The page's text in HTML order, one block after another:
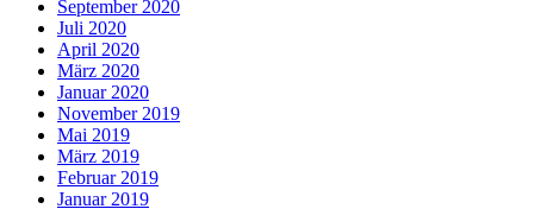
September 2020
Juli 2020
April 2020
März 2020
Januar 2020
November 2019
Mai 2019
März 2019
Februar 2019
Januar 2019